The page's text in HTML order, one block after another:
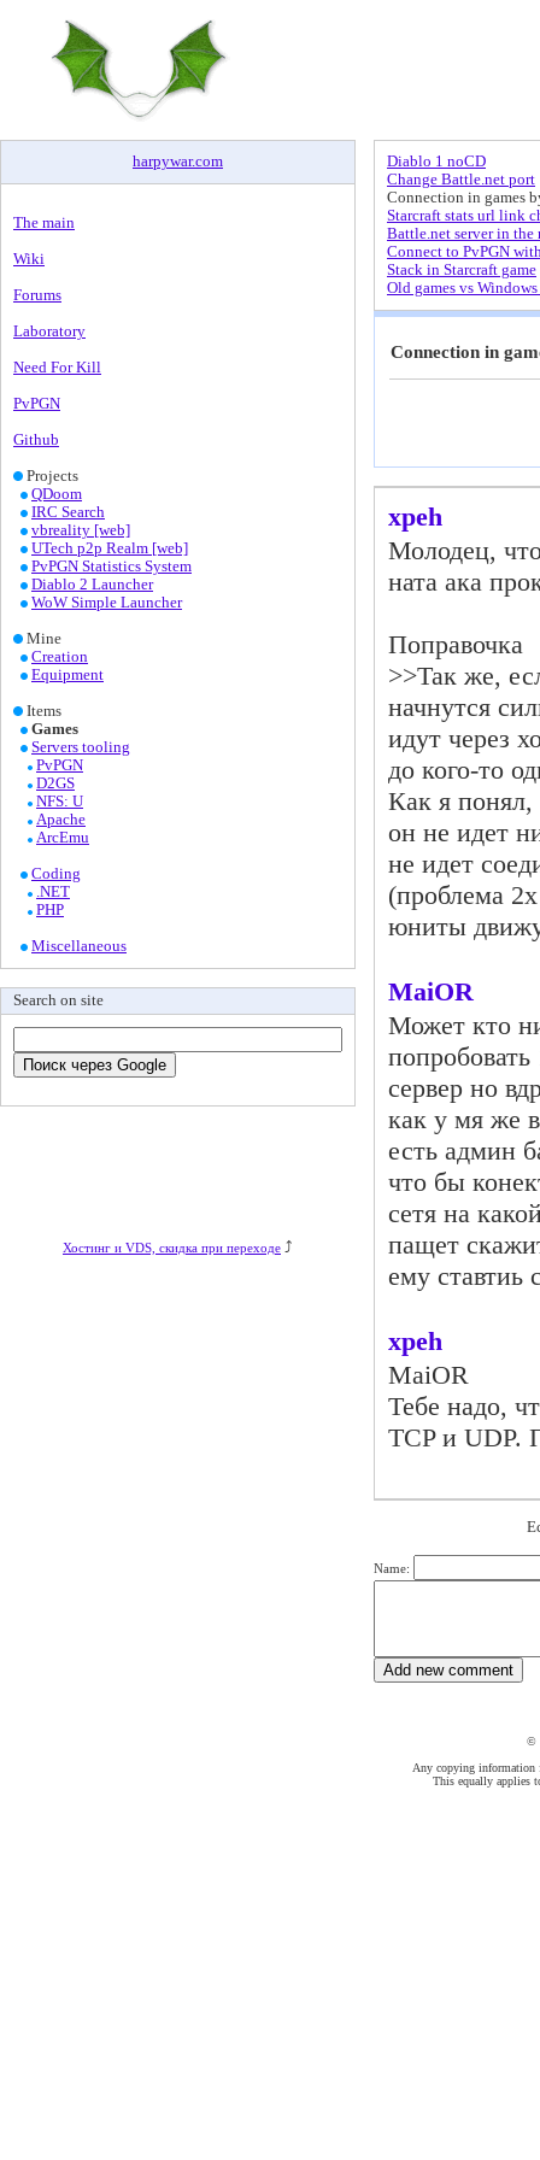
harpywar.com
The main
Wiki
Forums
Laboratory
Need For Kill
PvPGN
Github
Projects
QDoom
IRC Search
vbreality [web]
UTech p2p Realm [web]
PvPGN Statistics System
Diablo 2 Launcher
WoW Simple Launcher
Mine
Creation
Equipment
Items
Games
Servers tooling
PvPGN
D2GS
NFS: U
Apache
ArcEmu
Coding
.NET
PHP
Miscellaneous
Search on site
Хостинг и VDS, скидка при переходе ⤴
Diablo 1 noCD
Change Battle.net port
Connection in games
Starcraft stats url link
Battle.net server in the
Connect to PvPGN
Stack in Starcraft game
Old games vs
Connection in
xpeh
Молодец,
ната ака
Поправочка
>>Так же,
начнутся
идут через
до кого-то
Как я понял,
он не идет
не идет
(проблема
юниты
MaiOR
Может кто
сервер но
как у мя же
есть админ
что бы
сетя на
пащет
ему ставтиь
xpeh
MaiOR
Тебе надо,
TCP и UDP.
Name:
©
Any copying information
This equally applies